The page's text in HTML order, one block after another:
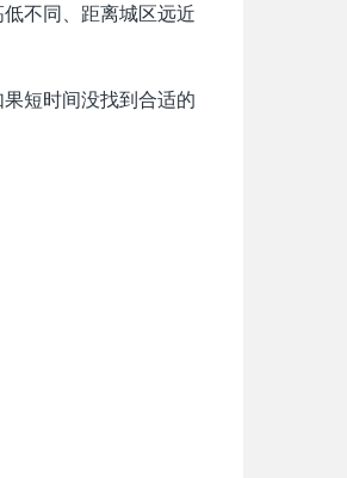
不同、距离城区远近
短时间没找到合适的